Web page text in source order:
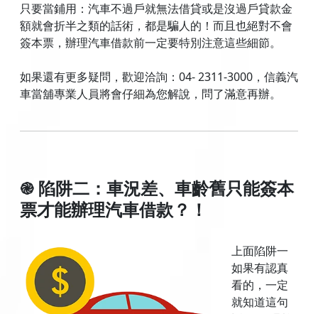
只要當鋪用：汽車不過戶就無法借貸或是沒過戶貸款金
額就會折半之類的話術，都是騙人的！而且也絕對不會
簽本票，辦理汽車借款前一定要特別注意這些細節。
如果還有更多疑問，歡迎洽詢：04- 2311-3000，信義汽
車當舖專業人員將會仔細為您解說，問了滿意再辦。
֎ 陷阱二：車況差、車齡舊只能簽本
票才能辦理汽車借款？！
上面陷阱一
如果有認真
看的，一定
就知道這句